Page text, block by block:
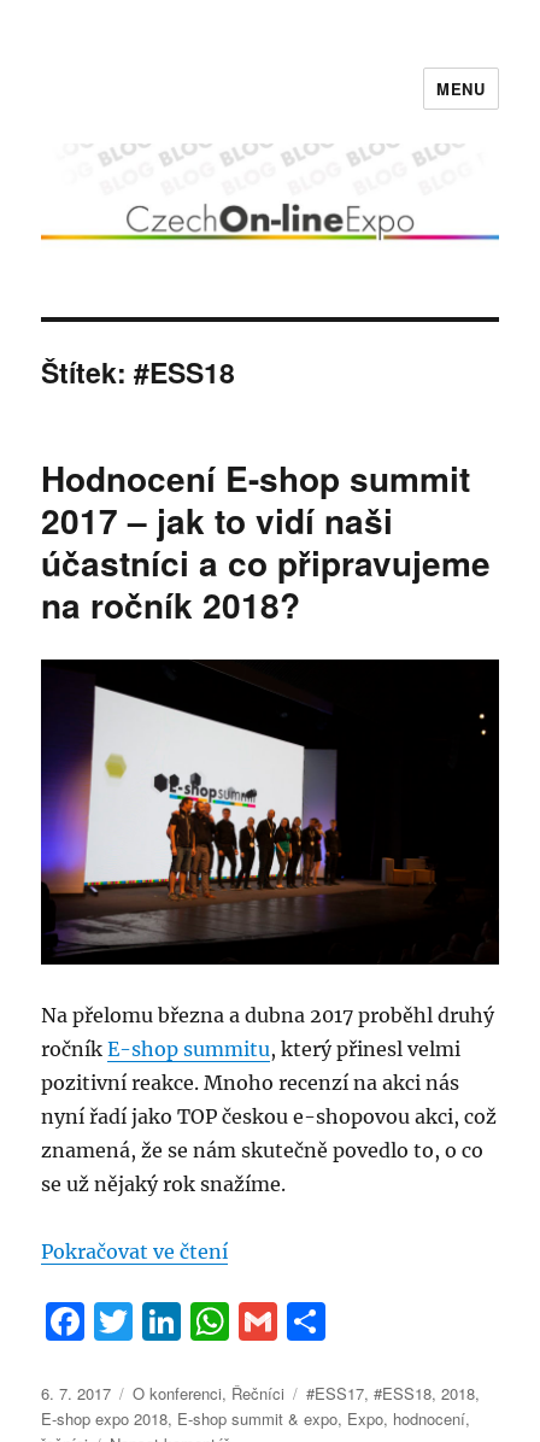
MENU
Štítek:#ESS18
Hodnocení E-shop summit
2017 – jak to vidí naši
účastníci a co připravujeme
na ročník 2018?
Na přelomu března a dubna 2017 proběhl druhý
ročníkE-shop summitu, který přinesl velmi
pozitivní reakce. Mnoho recenzí na akci nás
nyní řadí jako TOP českou e-shopovou akci, což
znamená, že se nám skutečně povedlo to, o co
se už nějaký rok snažíme.
Pokračovat ve čtení„Hodnocení E-shop summit
F
c
T
it
Li
k
W
at
G
ai a
Publikováno:
6. 7. 2017 Rubriky:
O konferenci, Řečníci Štítky:
#ESS17,#ESS18,2018,
E-shop expo 2018, E-shop summit & expo, Expo, hodnocení,